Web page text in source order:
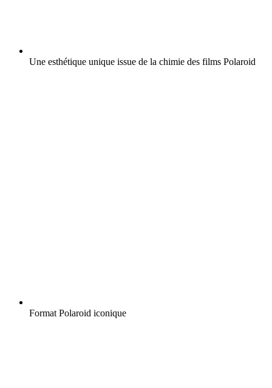
Une esthétique unique issue de la chimie des films Polaroid
Format Polaroid iconique